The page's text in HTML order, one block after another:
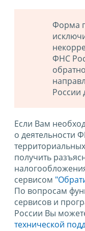
Форма
ФНС
России
Если Вам
о деятельности
получить
сервисом
По вопросам
сервисов и
России Вы
технической